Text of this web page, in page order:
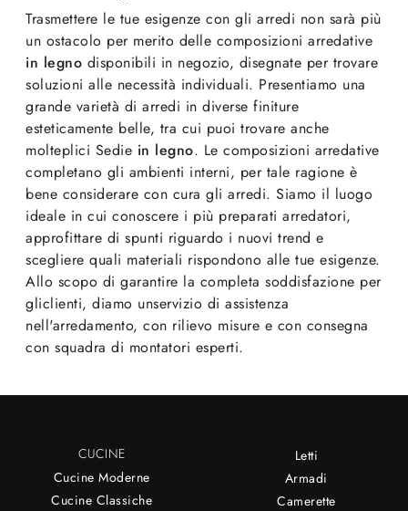
Trasmettere le tue esigenze con gli arredi non sarà più
un ostacolo per merito delle composizioni arredative
in legno disponibili in negozio, disegnate per trovare
soluzioni alle necessità individuali. Presentiamo una
grande varietà di arredi in diverse finiture
esteticamente belle, tra cui puoi trovare anche
molteplici Sedie in legno. Le composizioni arredative
completano gli ambienti interni, per tale ragione è
bene considerare con cura gli arredi. Siamo il luogo
ideale in cui conoscere i più preparati arredatori,
approfittare di spunti riguardo i nuovi trend e
scegliere quali materiali rispondono alle tue esigenze.
Allo scopo di garantire la completa soddisfazione per
gliclienti, diamo unservizio di assistenza
nell'arredamento, con rilievo misure e con consegna
con squadra di montatori esperti.
CUCINE
Cucine Moderne
Cucine Classiche
Letti
Armadi
Camerette